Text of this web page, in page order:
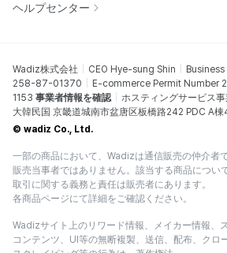
ヘルプセンター
Wadiz株式会社 CEO Hye-sung Shin
258-87-01370
E-commerce Permit Number
1153 事業者情報を確認
ホスティングサービス
大韓民国 京畿道城南市盆唐区板橋路242 PDC A
© wadiz Co., Ltd.
一部の商品において、Wadizは通信販売の仲介者で
販売当事者ではありません。該当する商品につい
取引に関する義務と責任は販売者にあります。
各商品ページにて詳細をご確認ください。
Wadizサイト上のリワード情報、メイカー情報、
コンテンツ、UI等の無断複製、送信、配布、クロ